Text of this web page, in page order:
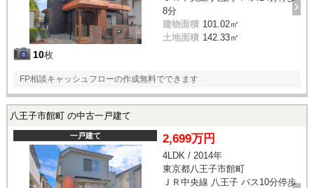
10枚
8分
建物面積 101.02㎡
土地面積 142.33㎡
FP相談キャッシュフローの作成無料でできます
八王子市館町 の中古一戸建て
一戸建て 2,699万円
4LDK / 2014年
東京都八王子市館町
ＪＲ中央線 八王子 バス10分停歩